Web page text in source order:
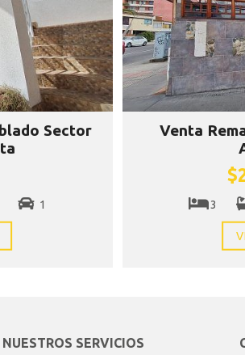
Sector
1
Venta
3
NUESTROS SERVICIOS